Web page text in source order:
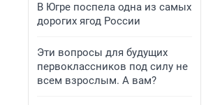
В Югре поспела одна из самых
дорогих ягод России
Эти вопросы для будущих
первоклассников под силу не
всем взрослым. А вам?